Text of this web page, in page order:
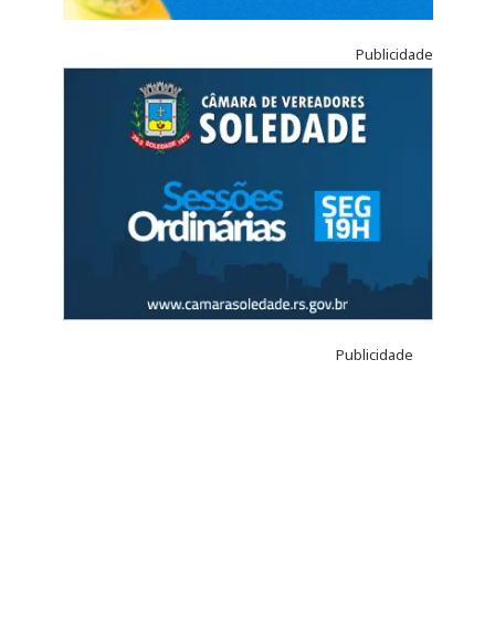
Publicidade
Publicidade